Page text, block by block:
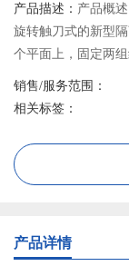
产品描述： 产品概
旋转触刀式的新型
个平面上，固定两
的分合闸。 GN30-
刀的形式，可满足
隔离开关和接地开
以下户内系统中，
与高压开关柜配套
靠。触头采用片状
活性。 GN30-12型
销售/服务范围：
相关标签：
产品详情